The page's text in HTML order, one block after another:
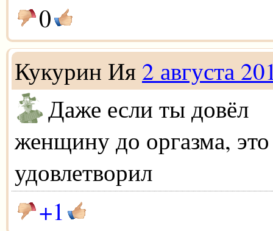
0
Кукурин Ия 2 августа
Даже если ты довёл
женщину до оргазма, это
удовлетворил
+1